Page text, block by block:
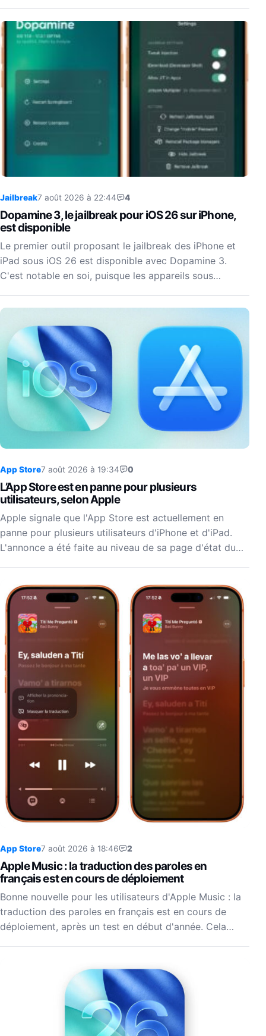
Jailbreak7 août 2026 à 22:44 4
Dopamine 3, le jailbreak pour iOS 26 sur iPhone,
est disponible
Le premier outil proposant le jailbreak des iPhone et
iPad sous iOS 26 est disponible avec Dopamine 3.
C'est notable en soi, puisque les appareils sous…
App Store7 août 2026 à 19:34 0
L’App Store est en panne pour plusieurs
utilisateurs, selon Apple
Apple signale que l'App Store est actuellement en
panne pour plusieurs utilisateurs d'iPhone et d'iPad.
L'annonce a été faite au niveau de sa page d'état du…
App Store7 août 2026 à 18:46 2
Apple Music : la traduction des paroles en
français est en cours de déploiement
Bonne nouvelle pour les utilisateurs d'Apple Music : la
traduction des paroles en français est en cours de
déploiement, après un test en début d'année. Cela…